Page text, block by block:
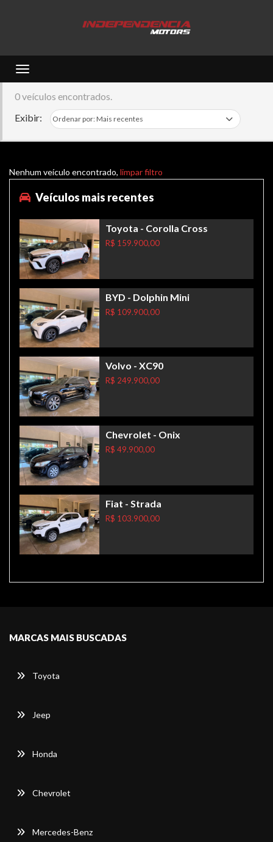
Toggle navigation
0 veículos encontrados.
Exibir:
Nenhum veículo encontrado, limpar filtro
Veículos mais recentes
Toyota - Corolla Cross
R$ 159.900,00
BYD - Dolphin Mini
R$ 109.900,00
Volvo - XC90
R$ 249.900,00
Chevrolet - Onix
R$ 49.900,00
Fiat - Strada
R$ 103.900,00
MARCAS MAIS BUSCADAS
Toyota
Jeep
Honda
Chevrolet
Mercedes-Benz